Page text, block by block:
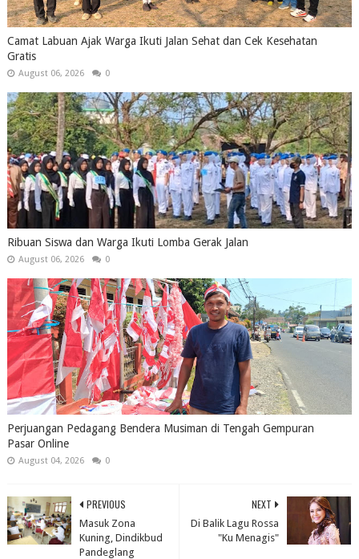
Camat Labuan Ajak Warga Ikuti Jalan Sehat dan Cek Kesehatan
Gratis
August 06, 2026 0
Ribuan Siswa dan Warga Ikuti Lomba Gerak Jalan
August 06, 2026 0
Perjuangan Pedagang Bendera Musiman di Tengah Gempuran
Pasar Online
August 04, 2026 0
NEXT
Di Balik Lagu Rossa
"Ku Menagis"
PREVIOUS
Masuk Zona
Kuning, Dindikbud
Pandeglang